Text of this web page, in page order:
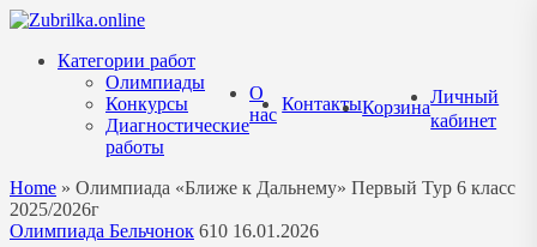
Перейти
содержанию
Категории работ
Олимпиады
Конкурсы
Диагностические
работы
О
нас
КонтактыКорзина
Личный
кабинет
Home » Олимпиада «Ближе к Дальнему» Первый Тур 6 класс
2025/2026г
Олимпиада Бельчонок 610 16.01.2026